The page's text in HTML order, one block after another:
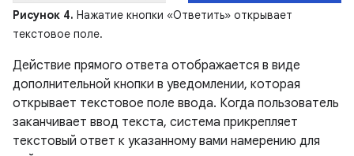
Рисунок 4. Нажатие кнопки «Ответить» открывает
текстовое поле.
Действие прямого ответа отображается в виде
дополнительной кнопки в уведомлении, которая
открывает текстовое поле ввода. Когда пользователь
заканчивает ввод текста, система прикрепляет
текстовый ответ к указанному вами намерению для